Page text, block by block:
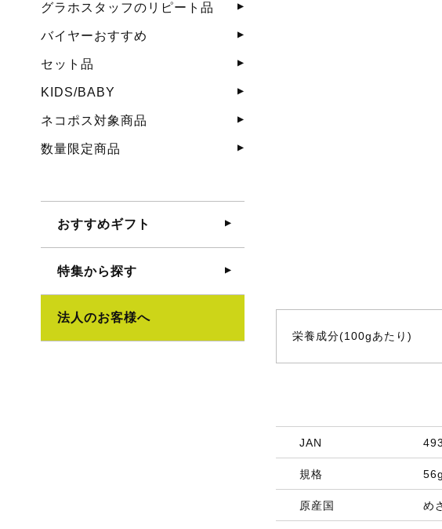
グラホスタッフのリピート品
バイヤーおすすめ
セット品
KIDS/BABY
ネコポス対象商品
数量限定商品
おすすめギフト
特集から探す
法人のお客様へ
栄養成分(100gあたり)
JAN
規格 56g
原産国 め